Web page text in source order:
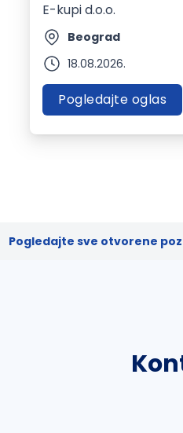
E-kupi d.o.o.
Beograd
18.08.2026.
Pogledajte oglas
Pogledajte sve otvorene